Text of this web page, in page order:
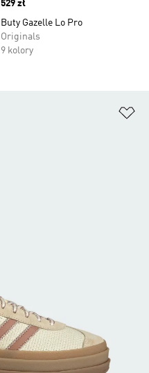
Price
529 zł
Buty Gazelle Lo Pro
Originals
9 kolory